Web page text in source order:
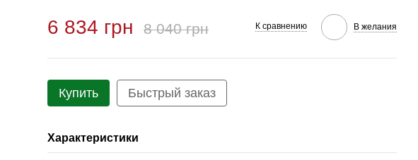
6 834 грн 8 040 грн К сравнению В желания
Купить Быстрый заказ
Характеристики